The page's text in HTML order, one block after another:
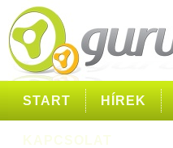
START HÍREK
KAPCSOLAT